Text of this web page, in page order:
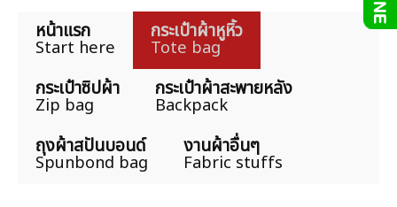
หน้าแรก
Start here
กระเป๋าผ้าหูหิ้ว
Tote bag
กระเป๋าซิปผ้า
Zip bag
กระเป๋าผ้าสะพายหลัง
Backpack
ถุงผ้าสปันบอนด์
Spunbond bag
งานผ้าอื่นๆ
Fabric stuffs